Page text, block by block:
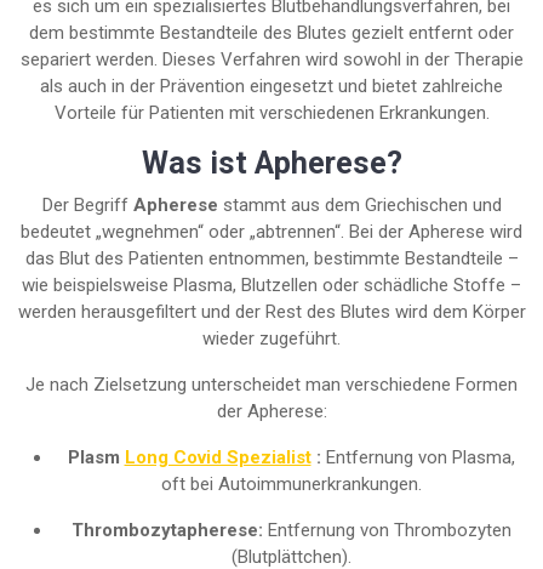
es sich um ein spezialisiertes Blutbehandlungsverfahren, bei
dem bestimmte Bestandteile des Blutes gezielt entfernt oder
separiert werden. Dieses Verfahren wird sowohl in der Therapie
als auch in der Prävention eingesetzt und bietet zahlreiche
Vorteile für Patienten mit verschiedenen Erkrankungen.
Was ist Apherese?
Der Begriff Apherese stammt aus dem Griechischen und
bedeutet „wegnehmen“ oder „abtrennen“. Bei der Apherese wird
das Blut des Patienten entnommen, bestimmte Bestandteile –
wie beispielsweise Plasma, Blutzellen oder schädliche Stoffe –
werden herausgefiltert und der Rest des Blutes wird dem Körper
wieder zugeführt.
Je nach Zielsetzung unterscheidet man verschiedene Formen
der Apherese:
Plasm Long Covid Spezialist: Entfernung von Plasma,
oft bei Autoimmunerkrankungen.
Thrombozytapherese: Entfernung von Thrombozyten
(Blutplättchen).